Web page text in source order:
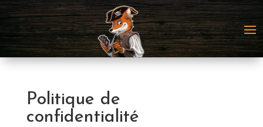
Politique de
confidentialité